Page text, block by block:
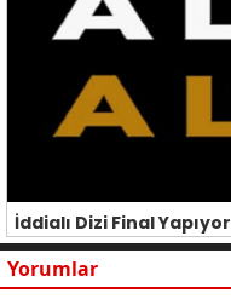
İddialı Dizi Final Yapıyor
Yorumlar